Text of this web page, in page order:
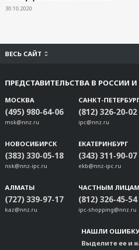
30.10.2020
ВЕСЬ САЙТ
ПРЕДСТАВИТЕЛЬСТВА В РОССИИ И
МОСКВА
(495) 980-64-06
msk@nnz.ru
САНКТ-
(812) 326-20-02
ipc@nnz.ru
НОВОСИБИРСК
(383) 330-05-18
nsk@nnz-ipc.ru
ЕКАТЕРИНБУРГ
(343) 311-90-07
ekb@nnz-ipc.ru
АЛМАТЫ
(727) 339-97-17
kaz@nnz.ru
ЧАСТНЫМ ЛИЦАМ
(812) 326-45-54
ipc-shopping@nnz.ru
НАШЛИ ОШИБКУ
Выделите ее и